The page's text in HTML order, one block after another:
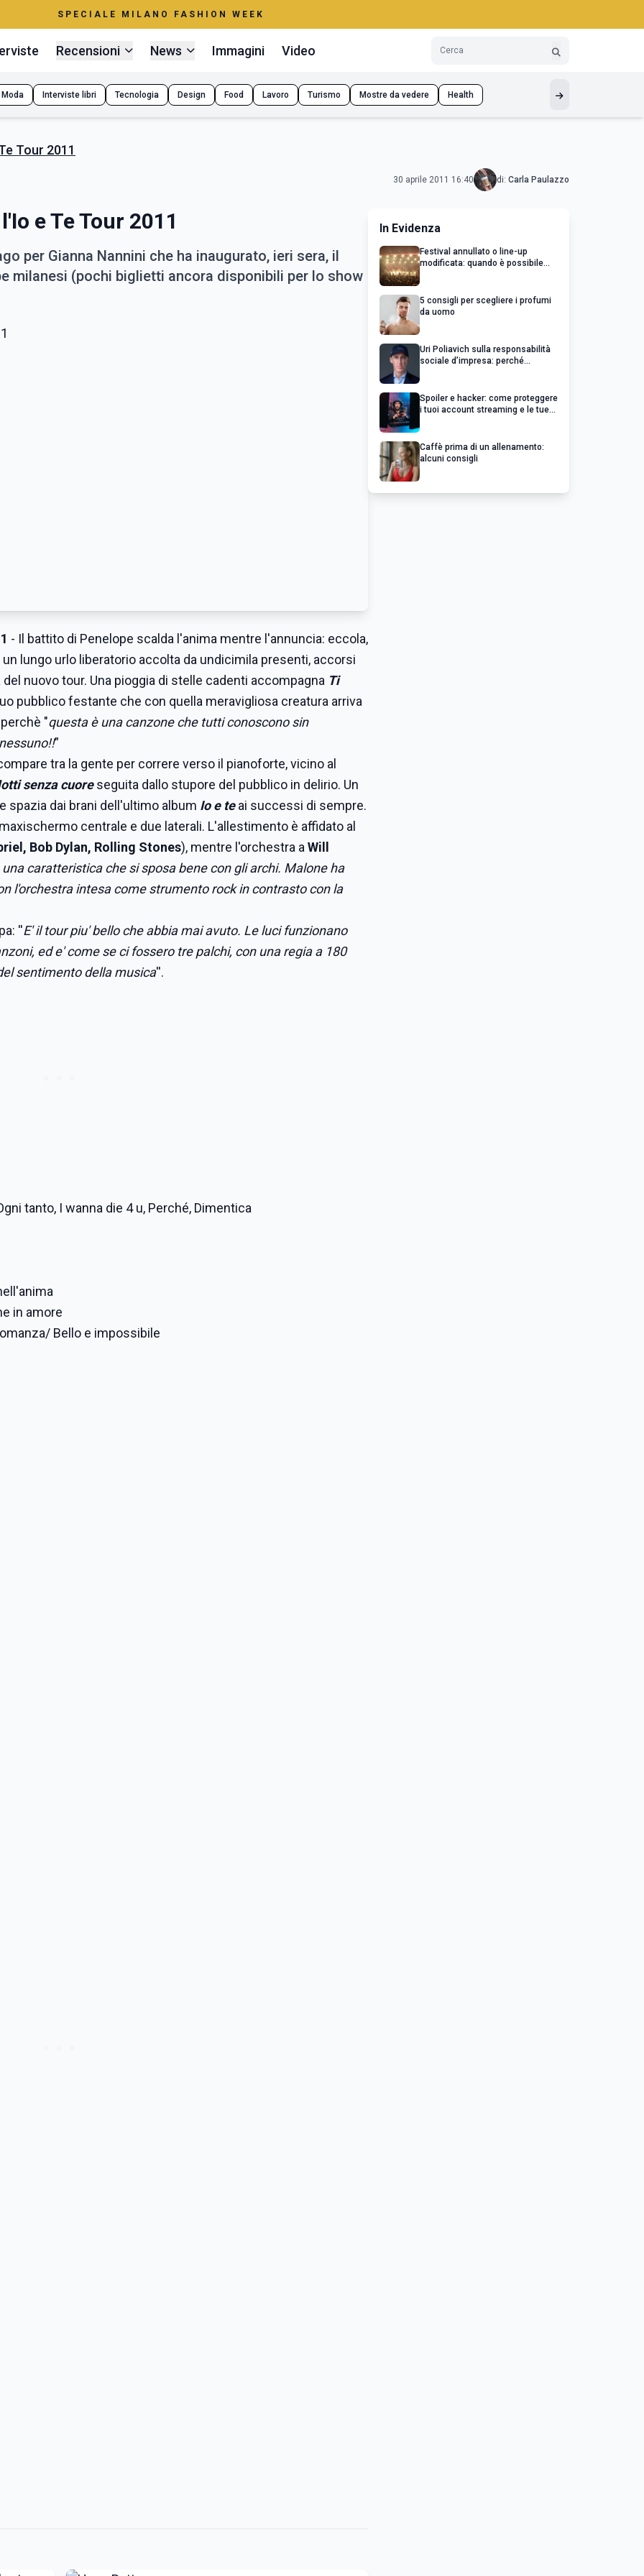
SPECIALE MILANO FASHION WEEK
Recensioni News Immagini Video
Moda Interviste libri Tecnologia Design Food Lavoro Turismo Mostre da vedere Health
Tour 2011
30 aprile 2011 16:40 di: Carla Paulazzo
e Te Tour 2011
per Gianna Nannini che ha inaugurato, ieri sera, il
milanesi (pochi biglietti ancora disponibili per lo show
- Il battito di Penelope scalda l'anima mentre l'annuncia: eccola,
lungo urlo liberatorio accolta da undicimila presenti, accorsi
nuovo tour. Una pioggia di stelle cadenti accompagna Ti
pubblico festante che con quella meravigliosa creatura arriva
perchè "questa è una canzone che tutti conoscono sin
”
tra la gente per correre verso il pianoforte, vicino al
senza cuoreseguita dallo stupore del pubblico in delirio. Un
spazia dai brani dell'ultimo album Io e teai successi di sempre.
centrale e due laterali. L'allestimento è affidato al
Bob Dylan, Rolling Stones), mentre l'orchestra a Will
caratteristica che si sposa bene con gli archi. Malone ha
l'orchestra intesa come strumento rock in contrasto con la
''E' il tour piu' bello che abbia mai avuto. Le luci funzionano
ed e' come se ci fossero tre palchi, con una regia a 180
sentimento della musica''.
tanto, I wanna die 4 u, Perché, Dimentica
in amore
Bello e impossibile
In Evidenza
Festival annullato o line-up
modificata: quando è possibile
5 consigli per scegliere i profumi
da uomo
Uri Poliavich sulla responsabilità
sociale d’impresa: perché
Spoiler e hacker: come proteggere
i tuoi account streaming e le tue
Caffè prima di un allenamento:
alcuni consigli